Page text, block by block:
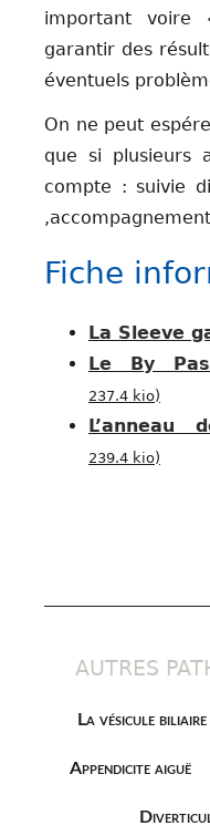
important voire
garantir des
éventuels
On ne peut
que si plusieurs
compte : suivie
Fiche
La Sleeve
Le By
237.4 kio)
L’anneau
239.4 kio)
AUTRES
La vésicule biliaire
Appendicite aiguë